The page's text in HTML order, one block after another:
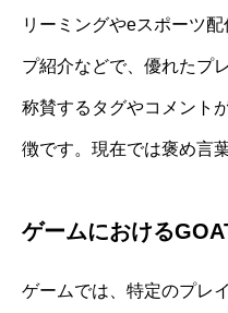
リーミングやeスポーツ
プ紹介などで、優れたプ
称賛するタグやコメント
徴です。現在では褒め言
ゲームにおける
ゲームでは、特定のプレ